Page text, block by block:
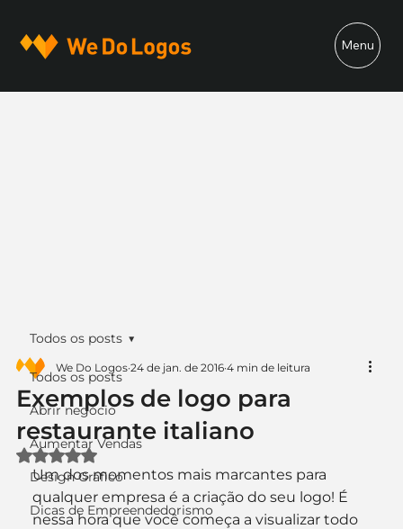
Menu
Todos os posts
Abrir negócio
Aumentar Vendas
Design Gráfico
Dicas de Empreendedorismo
Todos os posts
Exemplos de logo para
restaurante italiano
We Do Logos 24 de jan. de 2016 4 min de leitura
Avaliado com NaN de 5 estrelas.
Um dos momentos mais marcantes para
qualquer empresa é a criação do seu logo! É
nessa hora que você começa a visualizar todo